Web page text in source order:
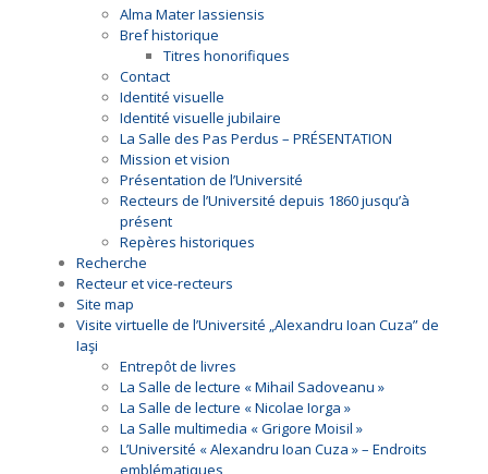
Alma Mater Iassiensis
Bref historique
Titres honorifiques
Contact
Identité visuelle
Identité visuelle jubilaire
La Salle des Pas Perdus – PRÉSENTATION
Mission et vision
Présentation de l’Université
Recteurs de l’Université depuis 1860 jusqu’à
présent
Repères historiques
Recherche
Recteur et vice-recteurs
Site map
Visite virtuelle de l’Université „Alexandru Ioan Cuza” de
Iaşi
Entrepôt de livres
La Salle de lecture « Mihail Sadoveanu »
La Salle de lecture « Nicolae Iorga »
La Salle multimedia « Grigore Moisil »
L’Université « Alexandru Ioan Cuza » – Endroits
emblématiques